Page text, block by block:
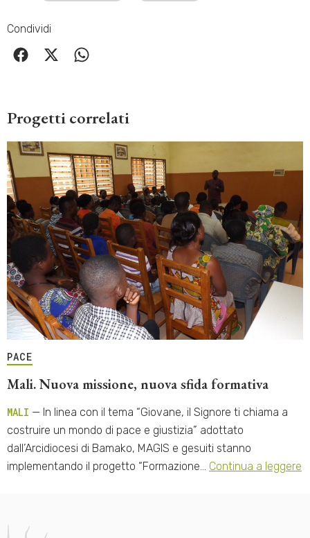
Condividi
Progetti correlati
PACE
Mali. Nuova missione, nuova sfida formativa
MALI — In linea con il tema “Giovane, il Signore ti chiama a
costruire un mondo di pace e giustizia” adottato
dall’Arcidiocesi di Bamako, MAGIS e gesuiti stanno
implementando il progetto “Formazione… Continua a leggere